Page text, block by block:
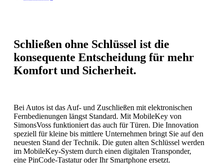
Schließen ohne Schlüssel ist die
konsequente Entscheidung für mehr
Komfort und Sicherheit.
Bei Autos ist das Auf- und Zuschließen mit elektronischen
Fernbedienungen längst Standard. Mit MobileKey von
SimonsVoss funktioniert das auch für Türen. Die Innovation
speziell für kleine bis mittlere Unternehmen bringt Sie auf den
neuesten Stand der Technik. Die guten alten Schlüssel werden
im MobileKey-System durch einen digitalen Transponder,
eine PinCode-Tastatur oder Ihr Smartphone ersetzt.